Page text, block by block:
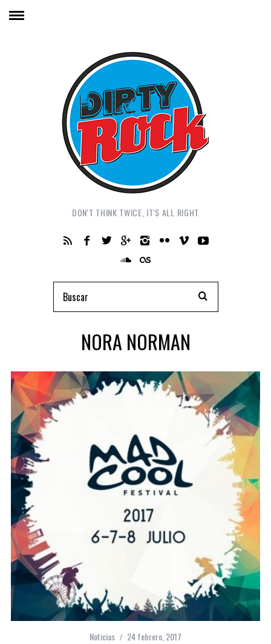
DON'T THINK TWICE, IT'S ALL RIGHT
NORA NORMAN
Noticias 24 febrero, 2017